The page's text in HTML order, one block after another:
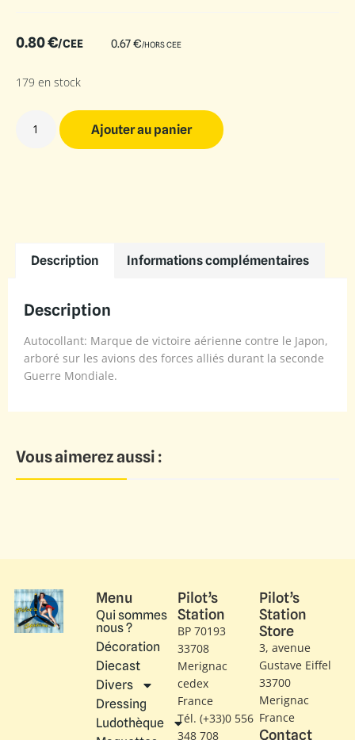
0.80€/CEE 0.67€/HORS CEE
179 en stock
Ajouter au panier
Description Informations complémentaires
Description
Autocollant: Marque de victoire aérienne contre le Japon,
arboré sur les avions des forces alliés durant la seconde
Guerre Mondiale.
Vous aimerez aussi :
Menu
Qui sommes
nous ?
Décoration
Diecast
Divers
Dressing
Ludothèque
Pilot’s
Station
BP 70193
33708
Merignac
cedex
France
Tél. (+33)0 556
348 708
Pilot’s
Station
Store
3, avenue
Gustave Eiffel​
33700
Merignac
France
Contact